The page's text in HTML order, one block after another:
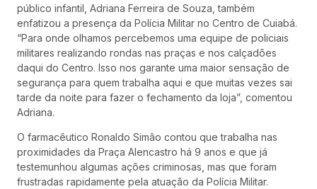
público infantil, Adriana Ferreira de Souza, também
enfatizou a presença da Polícia Militar no Centro de Cuiabá.
“Para onde olhamos percebemos uma equipe de policiais
militares realizando rondas nas praças e nos calçadões
daqui do Centro. Isso nos garante uma maior sensação de
segurança para quem trabalha aqui e que muitas vezes sai
tarde da noite para fazer o fechamento da loja”, comentou
Adriana.
O farmacêutico Ronaldo Simão contou que trabalha nas
proximidades da Praça Alencastro há 9 anos e que já
testemunhou algumas ações criminosas, mas que foram
frustradas rapidamente pela atuação da Polícia Militar.